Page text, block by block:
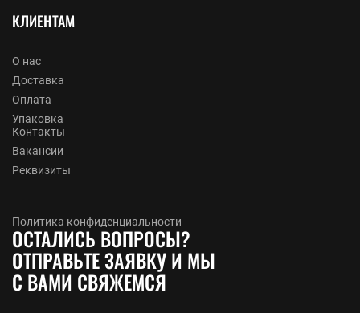
КЛИЕНТАМ
О нас
Доставка
Оплата
Упаковка
Контакты
Вакансии
Реквизиты
Политика конфиденциальности
ОСТАЛИСЬ ВОПРОСЫ?
ОТПРАВЬТЕ ЗАЯВКУ И МЫ
С ВАМИ СВЯЖЕМСЯ